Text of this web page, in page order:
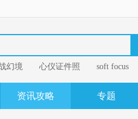
幻境 心仪证件照
soft focus
资讯攻略 专题